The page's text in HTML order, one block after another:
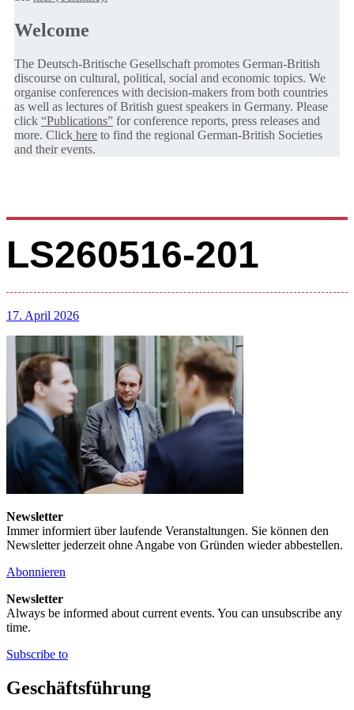
Welcome
The Deutsch-Britische Gesellschaft promotes German-British
discourse on cultural, political, social and economic topics. We
organise conferences with decision-makers from both countries
as well as lectures of British guest speakers in Germany. Please
click “Publications” for conference reports, press releases and
more. Click here to find the regional German-British Societies
and their events.
LS260516-201
17. April 2026
Newsletter
Immer informiert über laufende Veranstaltungen. Sie können den
Newsletter jederzeit ohne Angabe von Gründen wieder abbestellen.
Abonnieren
Newsletter
Always be informed about current events. You can unsubscribe any
time.
Subscribe to
Geschäftsführung